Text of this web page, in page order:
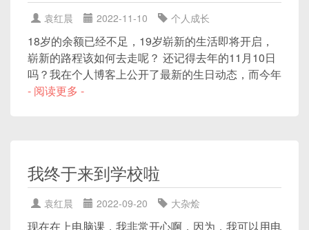
袁红晨 2022-11-10 个人成长
18岁的余额已经不足，19岁崭新的生活即将开启，
崭新的路程该如何去走呢？ 还记得去年的11月10日
吗？我在个人博客上公开了最新的生日动态，而今年
- 阅读更多 -
我终于来到学校啦
袁红晨 2022-09-20 大杂烩
现在在上电脑课，我非常开心啊，因为，我可以用电